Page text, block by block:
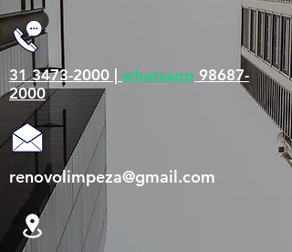
31 3473-2000 | whatsapp 98687-
2000
renovolimpeza@gmail.com